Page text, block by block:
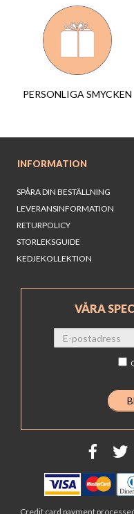
PERSONLIGA SMYCKEN
INFORMATION
SPÅRA DIN BESTÄLLNING
LEVERANSINFORMATION
RETURPOLICY
STORLEKSGUIDE
KEDJEKOLLEKTION
VÅRA
Credit card payment